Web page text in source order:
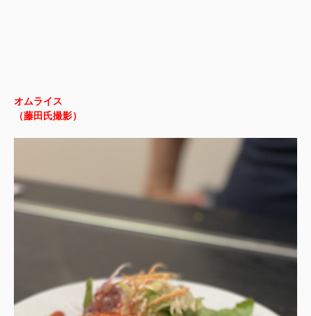
オムライス
（藤田氏撮影）